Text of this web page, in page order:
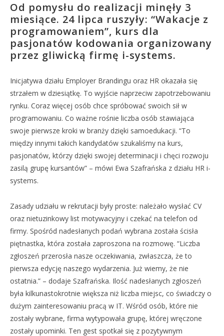
Od pomysłu do realizacji minęły 3
miesiące. 24 lipca ruszyły: “Wakacje z
programowaniem”, kurs dla
pasjonatów kodowania organizowany
przez gliwicką firmę i-systems.
Inicjatywa działu Employer Brandingu oraz HR okazała się
strzałem w dziesiątkę. To wyjście naprzeciw zapotrzebowaniu
rynku. Coraz więcej osób chce spróbować swoich sił w
programowaniu. Co ważne rośnie liczba osób stawiająca
swoje pierwsze kroki w branży dzięki samoedukacji. “To
między innymi takich kandydatów szukaliśmy na kurs,
pasjonatów, którzy dzięki swojej determinacji i chęci rozwoju
zasilą grupę kursantów” – mówi Ewa Szafrańska z działu HR i-
systems.
Zasady udziału w rekrutacji były proste: należało wysłać CV
oraz nietuzinkowy list motywacyjny i czekać na telefon od
firmy. Spośród nadesłanych podań wybrana została ścisła
piętnastka, która została zaproszona na rozmowę. “Liczba
zgłoszeń przerosła nasze oczekiwania, zwłaszcza, że to
pierwsza edycję naszego wydarzenia. Już wiemy, że nie
ostatnia.” – dodaje Szafrańska. Ilość nadesłanych zgłoszeń
była kilkunastokrotnie większa niż liczba miejsc, co świadczy o
dużym zainteresowaniu pracą w IT. Wśród osób, które nie
zostały wybrane, firma wytypowała grupę, której wręczone
zostały upominki. Ten gest spotkał się z pozytywnym